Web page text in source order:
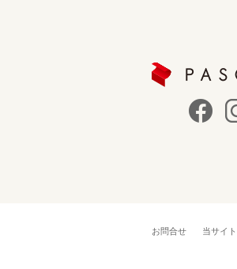
お問合せ 当サイ